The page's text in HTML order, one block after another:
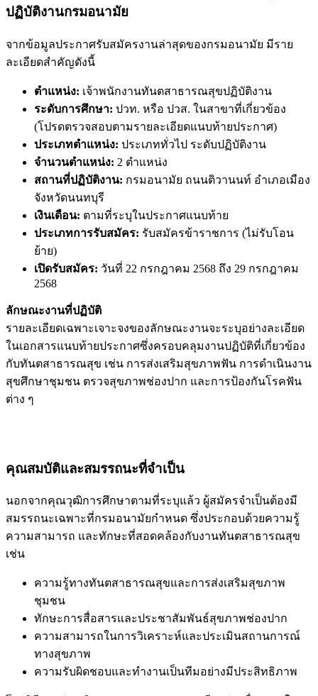
ปฏิบัติงานกรมอนามัย
จากข้อมูลประกาศรับสมัครงานล่าสุดของกรมอนามัย มีราย
ละเอียดสำคัญดังนี้
ตำแหน่ง: เจ้าพนักงานทันตสาธารณสุขปฏิบัติงาน
ระดับการศึกษา: ปวท. หรือ ปวส. ในสาขาที่เกี่ยวข้อง
(โปรดตรวจสอบตามรายละเอียดแนบท้ายประกาศ)
ประเภทตำแหน่ง: ประเภททั่วไป ระดับปฏิบัติงาน
จำนวนตำแหน่ง: 2 ตำแหน่ง
สถานที่ปฏิบัติงาน: กรมอนามัย ถนนติวานนท์ อำเภอเมือง
จังหวัดนนทบุรี
เงินเดือน: ตามที่ระบุในประกาศแนบท้าย
ประเภทการรับสมัคร: รับสมัครข้าราชการ (ไม่รับโอน
ย้าย)
เปิดรับสมัคร: วันที่ 22 กรกฎาคม 2568 ถึง 29 กรกฎาคม
2568
ลักษณะงานที่ปฏิบัติ
รายละเอียดเฉพาะเจาะจงของลักษณะงานจะระบุอย่างละเอียด
ในเอกสารแนบท้ายประกาศซึ่งครอบคลุมงานปฏิบัติที่เกี่ยวข้อง
กับทันตสาธารณสุข เช่น การส่งเสริมสุขภาพฟัน การดำเนินงาน
สุขศึกษาชุมชน ตรวจสุขภาพช่องปาก และการป้องกันโรคฟัน
ต่าง ๆ
คุณสมบัติและสมรรถนะที่จำเป็น
นอกจากคุณวุฒิการศึกษาตามที่ระบุแล้ว ผู้สมัครจำเป็นต้องมี
สมรรถนะเฉพาะที่กรมอนามัยกำหนด ซึ่งประกอบด้วยความรู้
ความสามารถ และทักษะที่สอดคล้องกับงานทันตสาธารณสุข
เช่น
ความรู้ทางทันตสาธารณสุขและการส่งเสริมสุขภาพ
ชุมชน
ทักษะการสื่อสารและประชาสัมพันธ์สุขภาพช่องปาก
ความสามารถในการวิเคราะห์และประเมินสถานการณ์
ทางสุขภาพ
ความรับผิดชอบและทำงานเป็นทีมอย่างมีประสิทธิภาพ